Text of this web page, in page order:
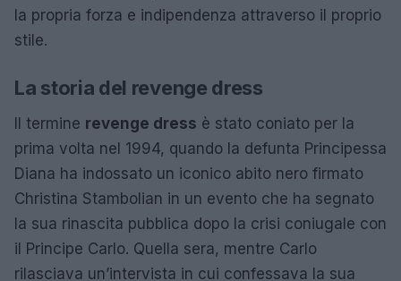
la propria forza e indipendenza attraverso il proprio
stile.
La storia del revenge dress
Il termine revenge dress è stato coniato per la
prima volta nel 1994, quando la defunta Principessa
Diana ha indossato un iconico abito nero firmato
Christina Stambolian in un evento che ha segnato
la sua rinascita pubblica dopo la crisi coniugale con
il Principe Carlo. Quella sera, mentre Carlo
rilasciava un’intervista in cui confessava la sua